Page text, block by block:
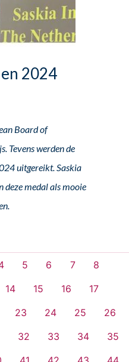
2024
Board of
Tevens werden de
uitgereikt. Saskia
deze medal als mooie
5 6 7
8
14 15 16
17
23 24 25
26
32 33 34
35